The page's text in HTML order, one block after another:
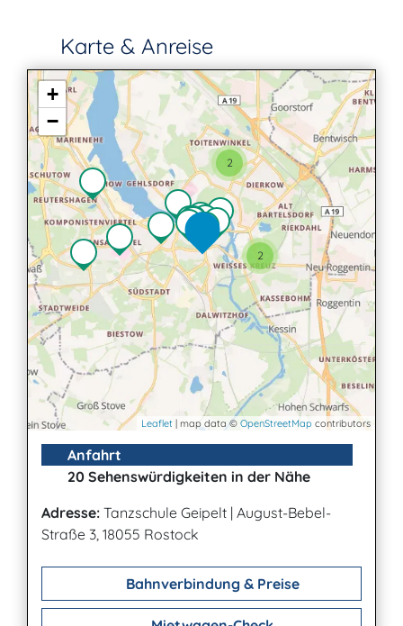
Karte & Anreise
2
2
+
−
Leaflet | map data © OpenStreetMap contributors
Anfahrt
20 Sehenswürdigkeiten in der Nähe
Adresse: Tanzschule Geipelt | August-Bebel-
Straße 3, 18055 Rostock
Bahnverbindung & Preise